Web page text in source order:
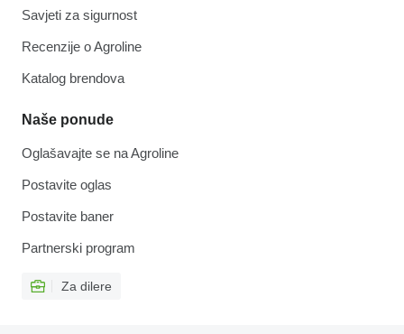
Savjeti za sigurnost
Recenzije o Agroline
Katalog brendova
Naše ponude
Oglašavajte se na Agroline
Postavite oglas
Postavite baner
Partnerski program
Za dilere